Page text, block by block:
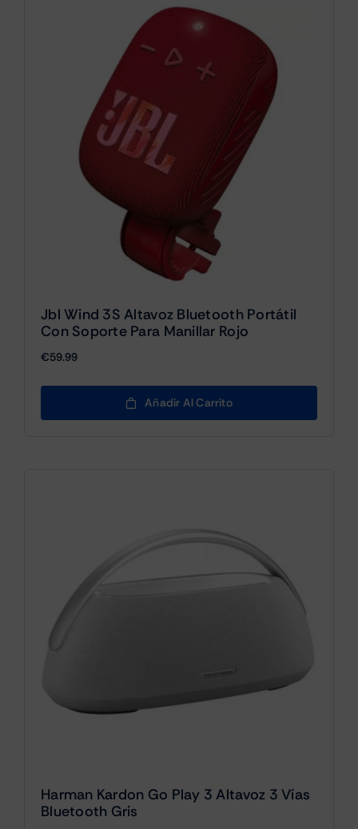
Jbl Wind 3S Altavoz Bluetooth Portátil
Con Soporte Para Manillar Rojo
€59.99
Añadir Al Carrito
Harman Kardon Go Play 3 Altavoz 3 Vías
Bluetooth Gris